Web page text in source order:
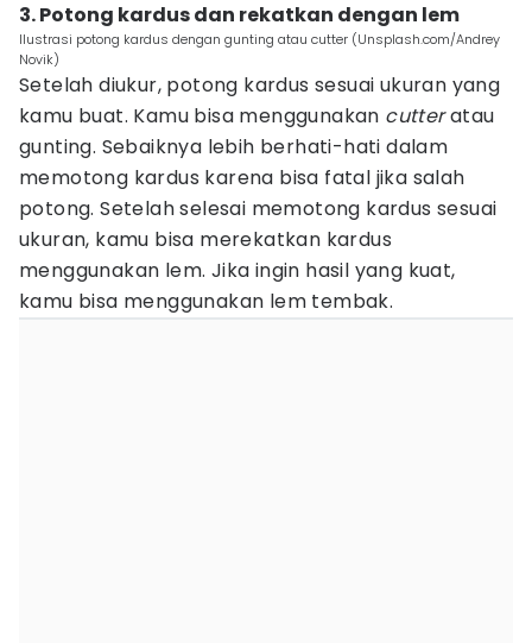
3. Potong kardus dan rekatkan dengan lem
Ilustrasi potong kardus dengan gunting atau cutter (Unsplash.com/Andrey
Novik)
Setelah diukur, potong kardus sesuai ukuran yang
kamu buat. Kamu bisa menggunakan cutteratau
gunting. Sebaiknya lebih berhati-hati dalam
memotong kardus karena bisa fatal jika salah
potong. Setelah selesai memotong kardus sesuai
ukuran, kamu bisa merekatkan kardus
menggunakan lem. Jika ingin hasil yang kuat,
kamu bisa menggunakan lem tembak.